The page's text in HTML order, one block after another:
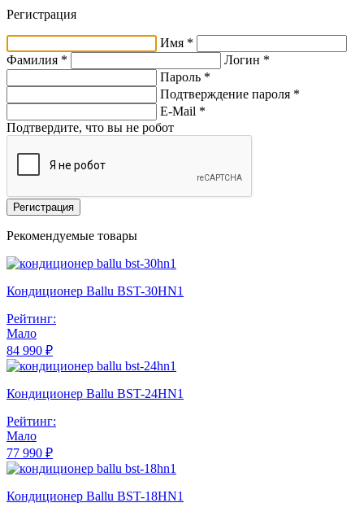
Регистрация
Имя *
Фамилия *
Логин *
Пароль *
Подтверждение пароля *
E-Mail *
Подтвердите, что вы не робот
Регистрация
Рекомендуемые товары
Кондиционер Ballu BST-30HN1
Рейтинг:
Мало
84 990 ₽
Кондиционер Ballu BST-24HN1
Рейтинг:
Мало
77 990 ₽
Кондиционер Ballu BST-18HN1